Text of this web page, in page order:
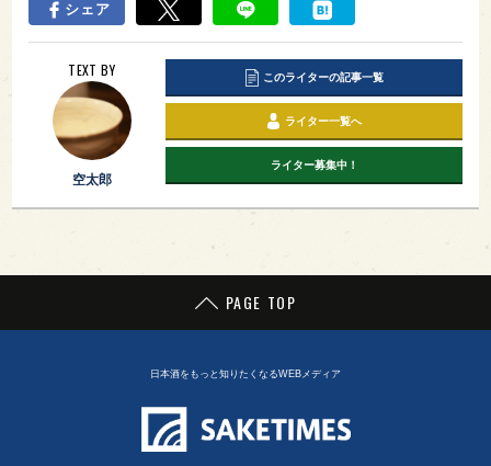
シェア
TEXT BY
空太郎
このライターの記事一覧
ライター一覧へ
ライター募集中！
PAGE TOP
日本酒をもっと知りたくなるWEBメディア